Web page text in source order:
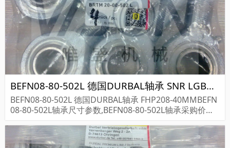
BEFN08-80-502L 德国DURBAL轴承 SNR LGBCH55FESSNZ1-N
BEFN08-80-502L 德国DURBAL轴承 FHP208-40MMBEFN
08-80-502L轴承尺寸参数,BEFN08-80-502L轴承采购价格,